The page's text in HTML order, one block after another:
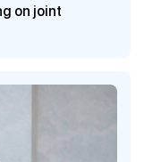
on joint